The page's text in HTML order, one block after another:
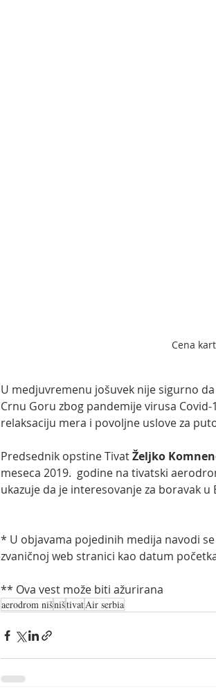
Cena
U medjuvremenu jošuvek nije sigurno
Crnu Goru zbog pandemije virusa
relaksaciju mera i povoljne uslove za
Predsednik opstine Tivat Željko
meseca 2019.  godine na tivatski
ukazuje da je interesovanje za boravak u
* U objavama pojedinih medija navodi
zvaničnoj web stranici kao datum
** Ova vest može biti ažurirana
aerodrom nišništivatAir serbia